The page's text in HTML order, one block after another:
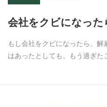
会社をクビになった
もし会社をクビになったら、
はあったとしても、もう過ぎた